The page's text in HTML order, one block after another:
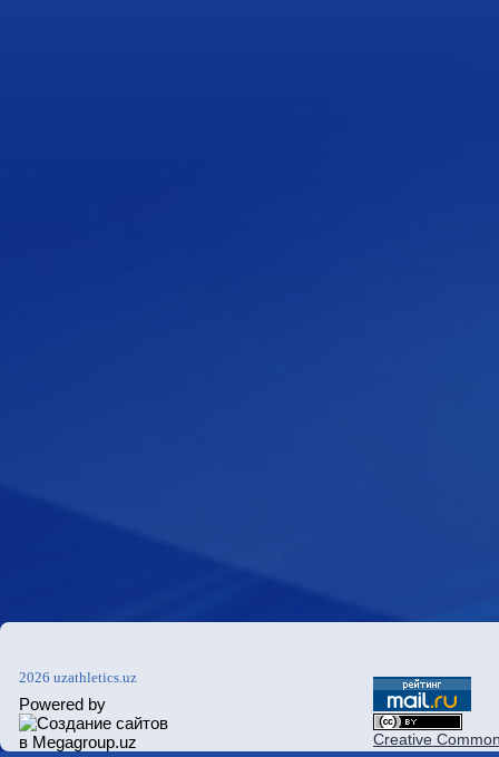
2026 uzathletics.uz
Powered by
Creative